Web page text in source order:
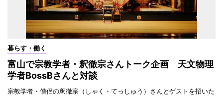
暮らす・働く
富山で宗教学者・釈徹宗さんトーク企画 天文物理
学者BossBさんと対談
宗教学者・僧侶の釈徹宗（しゃく・てっしゅう）さんとゲストを招いた